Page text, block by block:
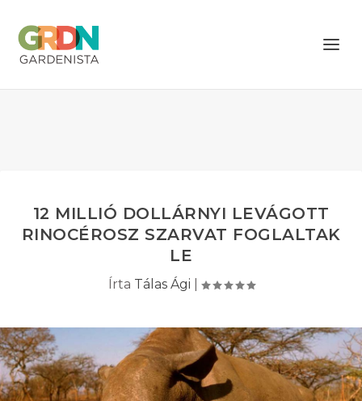
12 MILLIÓ DOLLÁRNYI LEVÁGOTT
RINOCÉROSZ SZARVAT FOGLALTAK
LE
Írta Tálas Ági